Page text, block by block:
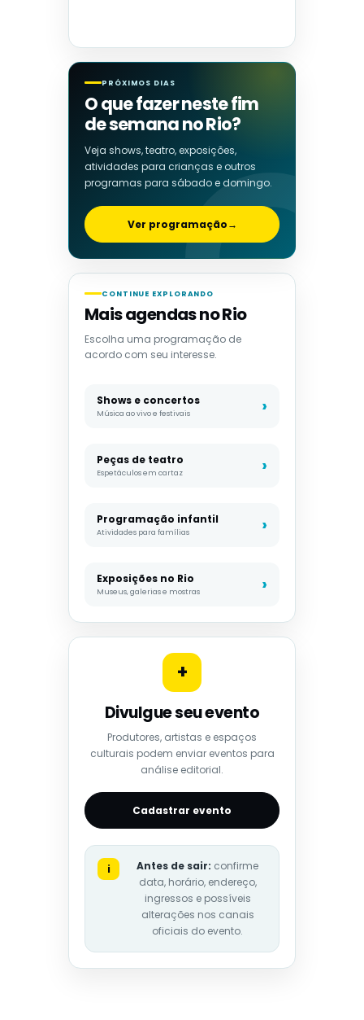
PRÓXIMOS DIAS
O que fazer neste fim
de semana no Rio?
Veja shows, teatro, exposições,
atividades para crianças e outros
programas para sábado e domingo.
Ver programação→
CONTINUE EXPLORANDO
Mais agendas no Rio
Escolha uma programação de
acordo com seu interesse.
Shows e concertos
Música ao vivo e festivais
Peças de teatro
Espetáculos em cartaz
Programação infantil
Atividades para famílias
Exposições no Rio
Museus, galerias e mostras
+
Divulgue seu evento
Produtores, artistas e espaços
culturais podem enviar eventos para
análise editorial.
Cadastrar evento
i Antes de sair: confirme
data, horário, endereço,
ingressos e possíveis
alterações nos canais
oficiais do evento.